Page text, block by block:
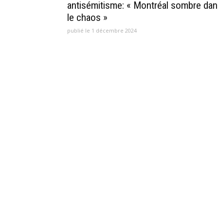
antisémitisme: « Montréal sombre
le chaos »
publié le 1 décembre 2024